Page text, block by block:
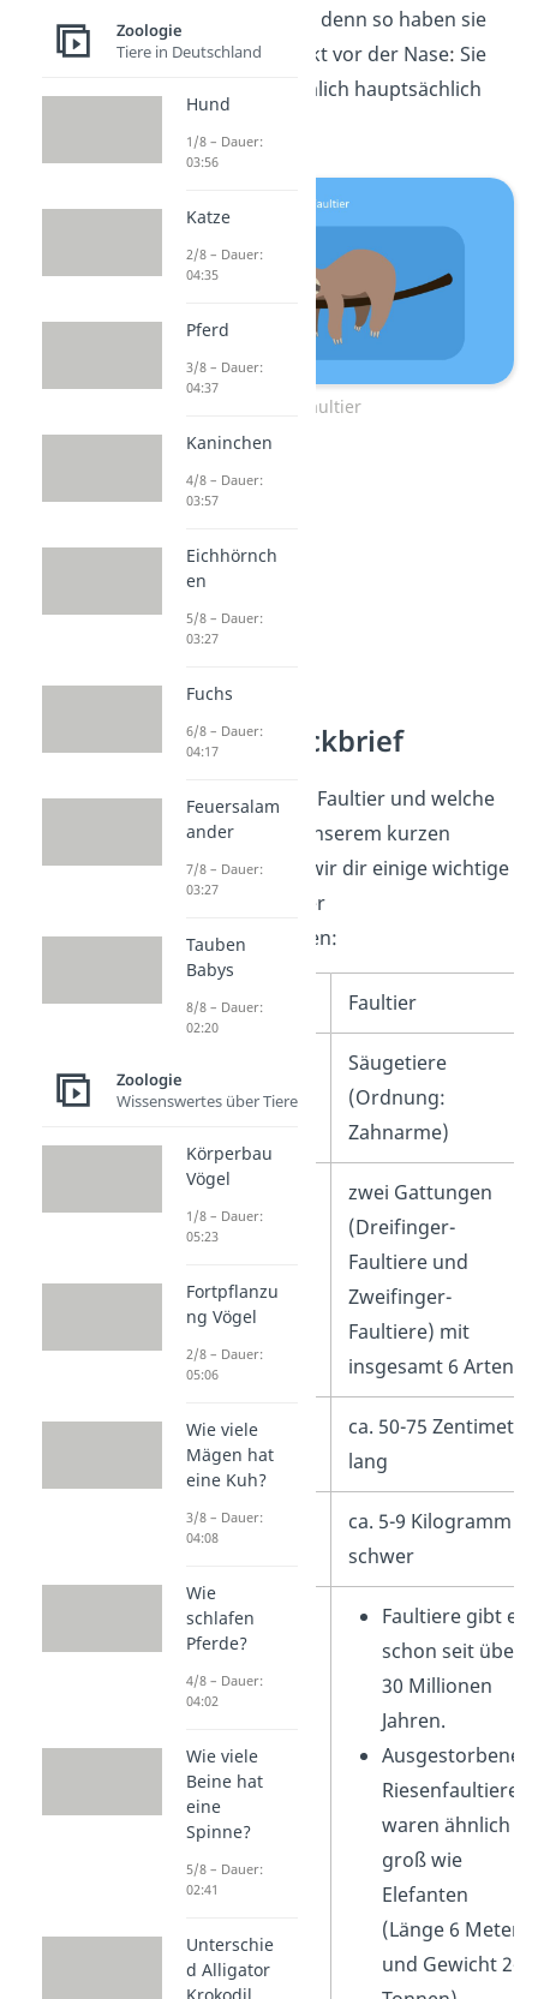
ziemlich praktisch, denn so haben sie
ihre Nahrung direkt vor der Nase: Sie
ernähren sich nämlich hauptsächlich
Faultier
Faultier Steckbrief
Wie schnell ist das Faultier und welche
Arten gibt es? In unserem kurzen
Steckbriefhaben wir dir einige wichtige
Fakten zum Faultier
zusammengetragen:
Name Faultier
Säugetiere
(Ordnung:
Zahnarme)
Arten
zwei Gattungen
(Dreifinger-
Faultiere und
Zweifinger-
Faultiere) mit
insgesamt 6 Arten
Größe
ca. 50-75 Zentimeter
lang
Gewicht
ca. 5-9 Kilogramm
schwer
Besonderheiten
Faultiere gibt es
schon seit über
30 Millionen
Jahren.
Ausgestorbene
Riesenfaultiere
waren ähnlich
groß wie
Elefanten
(Länge 6 Meter
und Gewicht 2-6
Zoologie
Tiere in Deutschland
Hund
1/8 – Dauer:
03:56
Katze
2/8 – Dauer:
04:35
Pferd
3/8 – Dauer:
04:37
Kaninchen
4/8 – Dauer:
03:57
Eichhörnch
en
5/8 – Dauer:
03:27
Fuchs
6/8 – Dauer:
04:17
Feuersalam
ander
7/8 – Dauer:
03:27
Tauben
Babys
8/8 – Dauer:
02:20
Zoologie
Wissenswertes über Tiere
Körperbau
Vögel
1/8 – Dauer:
05:23
Fortpflanzu
ng Vögel
2/8 – Dauer:
05:06
Wie viele
Mägen hat
eine Kuh?
3/8 – Dauer:
04:08
Wie
schlafen
Pferde?
4/8 – Dauer:
04:02
Wie viele
Beine hat
eine
Spinne?
5/8 – Dauer:
02:41
Unterschie
d Alligator
Krokodil